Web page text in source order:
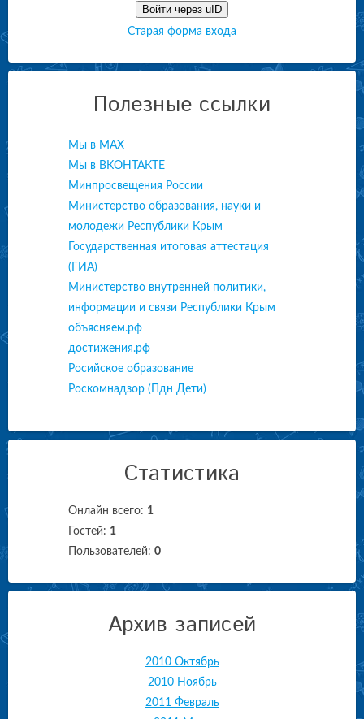
Войти через uID
Старая форма входа
Полезные ссылки
Мы в МАХ
Мы в ВКОНТАКТЕ
Минпросвещения России
Министерство образования, науки и
молодежи Республики Крым
Государственная итоговая аттестация
(ГИА)
Министерство внутренней политики,
информации и связи Республики Крым
объясняем.рф
достижения.рф
Росийское образование
Роскомнадзор (Пдн Дети)
Статистика
Онлайн всего: 1
Гостей: 1
Пользователей: 0
Архив записей
2010 Октябрь
2010 Ноябрь
2011 Февраль